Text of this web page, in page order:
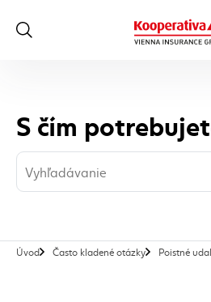
S čím
Úvod Často kladené otázky Poistné